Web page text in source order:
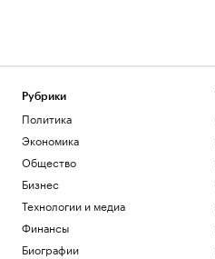
Рубрики
Политика
Экономика
Общество
Бизнес
Технологии и медиа
Финансы
Биографии